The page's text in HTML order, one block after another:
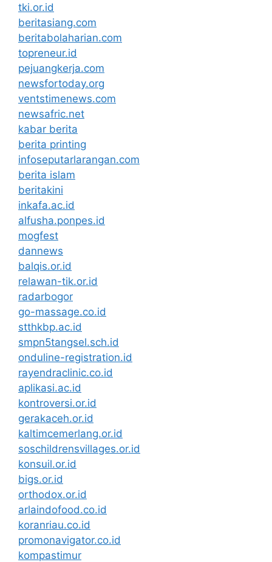
tki.or.id
beritasiang.com
beritabolaharian.com
topreneur.id
pejuangkerja.com
newsfortoday.org
ventstimenews.com
newsafric.net
kabar berita
berita printing
infoseputarlarangan.com
berita islam
beritakini
inkafa.ac.id
alfusha.ponpes.id
mogfest
dannews
balqis.or.id
relawan-tik.or.id
radarbogor
go-massage.co.id
stthkbp.ac.id
smpn5tangsel.sch.id
onduline-registration.id
rayendraclinic.co.id
aplikasi.ac.id
kontroversi.or.id
gerakaceh.or.id
kaltimcemerlang.or.id
soschildrensvillages.or.id
konsuil.or.id
bigs.or.id
orthodox.or.id
arlaindofood.co.id
koranriau.co.id
promonavigator.co.id
kompastimur